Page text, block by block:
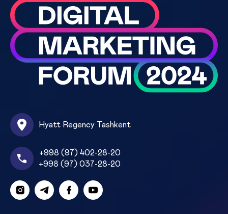
Hyatt Regency Tashkent
+998 (97) 402-28-20
+998 (97) 037-28-20